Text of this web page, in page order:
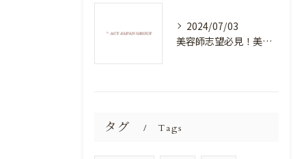
2024/07/03
美容師志望必見！美容室NEWSTANDARDで最高のスキルアップを目指そう！
タグ Tags